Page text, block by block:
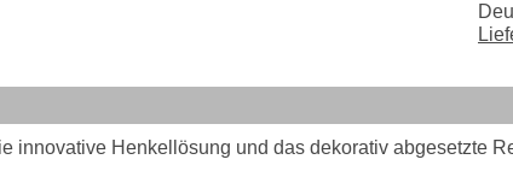
innovative Henkellösung und das dekorativ abgesetzte